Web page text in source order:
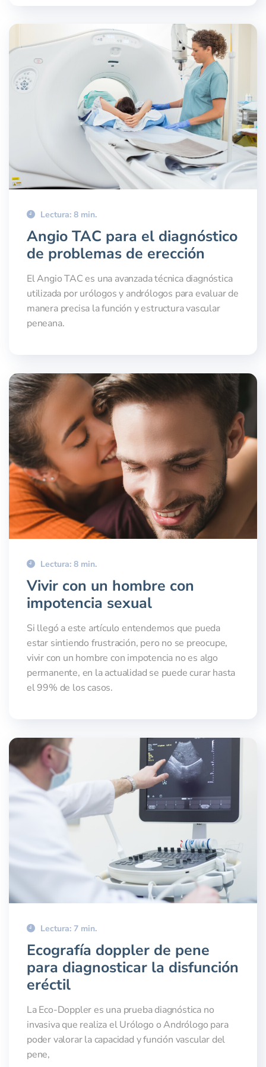
Lectura: 8 min.
Angio TAC para el diagnóstico
de problemas de erección
El Angio TAC es una avanzada técnica diagnóstica
utilizada por urólogos y andrólogos para evaluar de
manera precisa la función y estructura vascular
peneana.
Lectura: 8 min.
Vivir con un hombre con
impotencia sexual
Si llegó a este artículo entendemos que pueda
estar sintiendo frustración, pero no se preocupe,
vivir con un hombre con impotencia no es algo
permanente, en la actualidad se puede curar hasta
el 99% de los casos.
Lectura: 7 min.
Ecografía doppler de pene
para diagnosticar la disfunción
eréctil
La Eco-Doppler es una prueba diagnóstica no
invasiva que realiza el Urólogo o Andrólogo para
poder valorar la capacidad y función vascular del
pene,